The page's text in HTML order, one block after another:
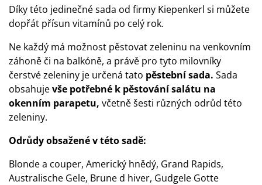
Díky této jedinečné sada od firmy Kiepenkerl si můžete
dopřát přísun vitamínů po celý rok.
Ne každý má možnost pěstovat zeleninu na venkovním
záhoně či na balkóně, a právě pro tyto milovníky
čerstvé zeleniny je určená tato pěstební sada. Sada
obsahujevše potřebné k pěstování salátu na
okenním parapetu, včetně šesti různých odrůd této
zeleniny.
Odrůdy obsažené v této sadě:
Blonde a couper, Americký hnědý, Grand Rapids,
Australische Gele, Brune d hiver, Gudgele Gotte